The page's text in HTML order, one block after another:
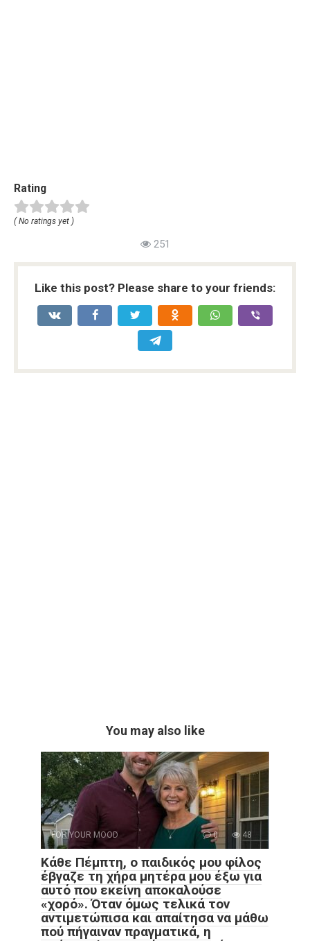
Rating
( No ratings yet )
251
Like this post? Please share to your friends:
You may also like
FOR YOUR MOOD 0 48
Κάθε Πέμπτη, ο παιδικός μου φίλος
έβγαζε τη χήρα μητέρα μου έξω για
αυτό που εκείνη αποκαλούσε
«χορό». Όταν όμως τελικά τον
αντιμετώπισα και απαίτησα να μάθω
πού πήγαιναν πραγματικά, η